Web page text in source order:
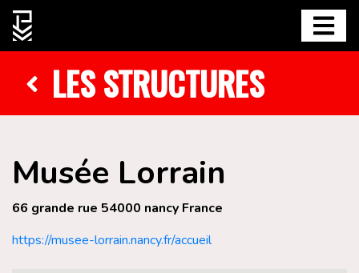
LES STRUCTURES
Musée Lorrain
66 grande rue 54000 nancy France
https://musee-lorrain.nancy.fr/accueil